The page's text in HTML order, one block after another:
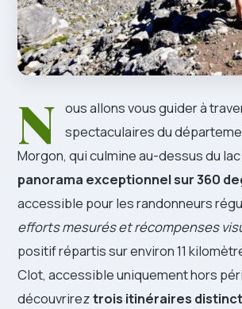
N ous allons vous guider à
spectaculaires du
Morgon, qui culmine au-dessus du
panorama exceptionnel sur 360
accessible pour les randonneurs
efforts mesurés et récompenses
positif répartis sur environ 11
Clot, accessible uniquement hors
découvrireztrois itinéraires